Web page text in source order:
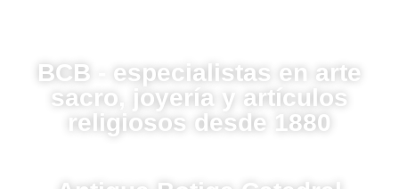
BCB - especialistas en arte
sacro, joyería y artículos
religiosos desde 1880